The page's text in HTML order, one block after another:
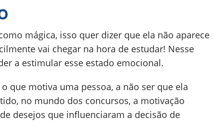
mágica, isso quer dizer que ela não aparece
vai chegar na hora de estudar! Nesse
a estimular esse estado emocional.
que motiva uma pessoa, a não ser que ela
no mundo dos concursos, a motivação
desejos que influenciaram a decisão de